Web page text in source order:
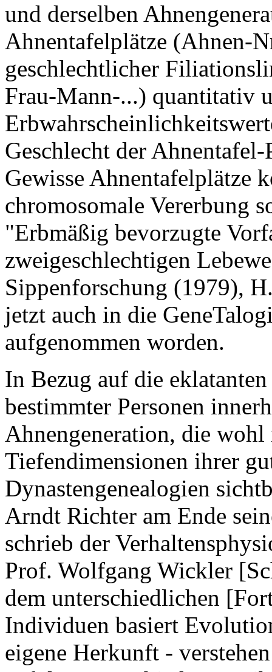
und derselben
Ahnentafelplätze (Ahnen-
geschlechtlicher
Frau-Mann-...) quantitativ
Geschlecht der
Gewisse Ahnentafelplätze
chromosomale Vererbung
"Erbmäßig bevorzugte
zweigeschlechtigen
Sippenforschung (1979),
jetzt auch in die
aufgenommen worden.
In Bezug auf die
bestimmter Personen
Ahnengeneration, die wohl
Tiefendimensionen ihrer
Dynastengenealogien
Arndt Richter am Ende
schrieb der
Prof. Wolfgang Wickler
dem unterschiedlichen
Individuen basiert
eigene Herkunft -